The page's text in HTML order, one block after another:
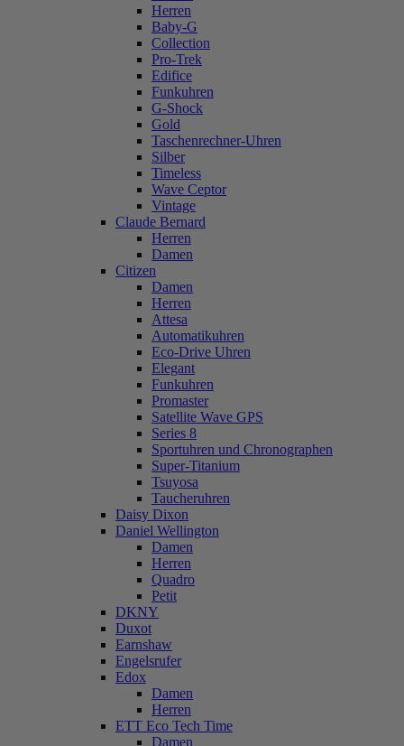
Herren
Baby-G
Collection
Pro-Trek
Edifice
Funkuhren
G-Shock
Gold
Taschenrechner-Uhren
Silber
Timeless
Wave Ceptor
Vintage
Claude Bernard
Herren
Damen
Citizen
Damen
Herren
Attesa
Automatikuhren
Eco-Drive Uhren
Elegant
Funkuhren
Promaster
Satellite Wave GPS
Series 8
Sportuhren und Chronographen
Super-Titanium
Tsuyosa
Taucheruhren
Daisy Dixon
Daniel Wellington
Damen
Herren
Quadro
Petit
DKNY
Duxot
Earnshaw
Engelsrufer
Edox
Damen
Herren
ETT Eco Tech Time
Damen